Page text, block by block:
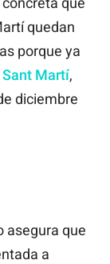
quedan
porque ya
Sant Martí,
diciembre
asegura que
a